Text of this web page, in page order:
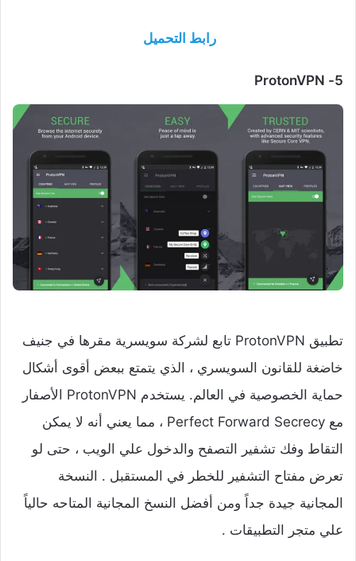
رابط التحميل
5-
تطبيق ProtonVPN تابع لشركة سويسرية مقرها في جنيف
خاضغة للقانون السويسري ، الذي يتمتع ببعض أقوى أشكال
حماية الخصوصية في العالم. يستخدم ProtonVPN الأصفار
مع Perfect Forward Secrecy ، مما يعني أنه لا يمكن
التقاط وفك تشفير التصفح والدخول علي الويب ، حتى لو
تعرض مفتاح التشفير للخطر في المستقبل . النسخة
المجانية جيدة جداً ومن أفضل النسخ المجانية المتاحه حالياً
علي متجر التطبيقات .